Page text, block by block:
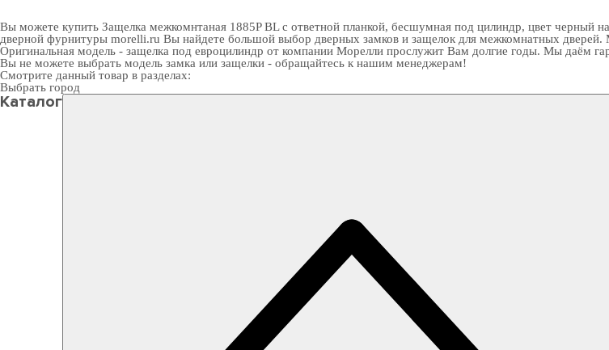
Вы можете купить Защелка межкомнтаная 1885P BL с ответной планкой, бесшумная под цилиндр, цвет черный
дверной фурнитуры morelli.ru Вы найдете большой выбор дверных замков и защелок для межкомнатных дверей.
Оригинальная модель - защелка под евроцилиндр от компании Морелли прослужит Вам долгие годы. Мы даём
Вы не можете выбрать модель замка или защелки - обращайтесь к нашим менеджерам!
Смотрите данный товар в разделах:
Выбрать город
Каталог